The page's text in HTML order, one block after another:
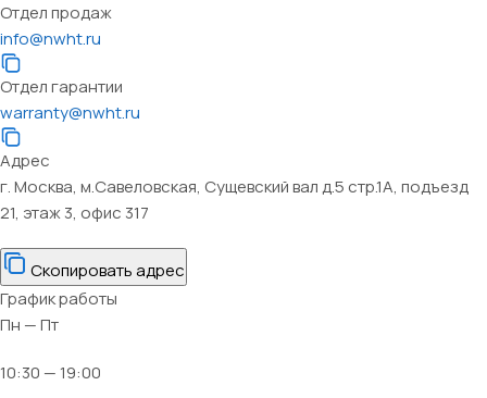
Отдел продаж
info@nwht.ru
Отдел гарантии
warranty@nwht.ru
Адрес
г. Москва, м.Савеловская, Сущевский вал д.5 стр.1А, подъезд
21, этаж 3, офис 317
Скопировать адрес
График работы
Пн — Пт
10:30 — 19:00